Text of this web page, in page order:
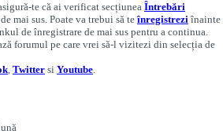
te că ai verificat secțiunea Întrebări
mai sus. Poate va trebui să te înregistrezi înainte
de înregistrare de mai sus pentru a continua.
forumul pe care vrei să-l vizitezi din selecția de
, Twitter si Youtube.